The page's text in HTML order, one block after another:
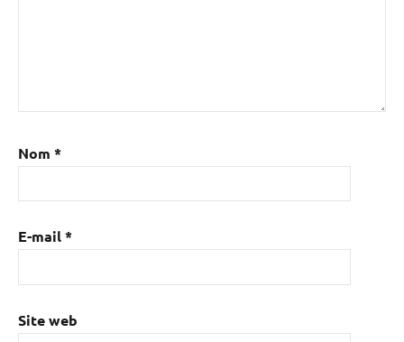
Nom *
E-mail*
Site web